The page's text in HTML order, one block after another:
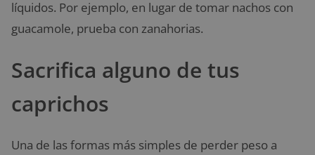
líquidos. Por ejemplo, en lugar de tomar nachos con
guacamole, prueba con zanahorias.
Sacrifica alguno de tus
caprichos
Una de las formas más simples de perder peso a